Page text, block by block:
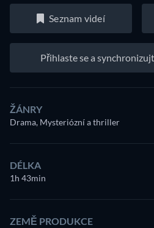
Seznam videí
Přihlaste se a
ŽÁNRY
Drama, Mysteriózní a thriller
DÉLKA
1h 43min
ZEMĚ PRODUKCE